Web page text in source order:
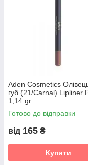
Aden Cosmetics
губ (21/Carnal) Lipliner
1,14 gr
Готово до відправки
від 165 ₴
Купити